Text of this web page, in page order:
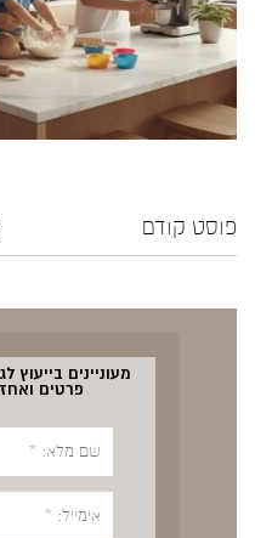
פוסט קודם
מעוניינים
פרטים